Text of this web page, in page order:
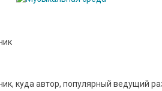
куда автор, популярный ведущий